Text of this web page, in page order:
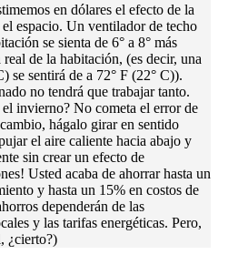
en dólares el efecto de la
espacio. Un ventilador de techo
se sienta de 6° a 8° más
de la habitación, (es decir, una
se sentirá de a 72° F (22° C)).
no tendrá que trabajar tanto.
el invierno? No cometa el error de
hágalo girar en sentido
el aire caliente hacia abajo y
sin crear un efecto de
Usted acaba de ahorrar hasta un
y hasta un 15% en costos de
dependerán de las
y las tarifas energéticas. Pero,
¿cierto?)